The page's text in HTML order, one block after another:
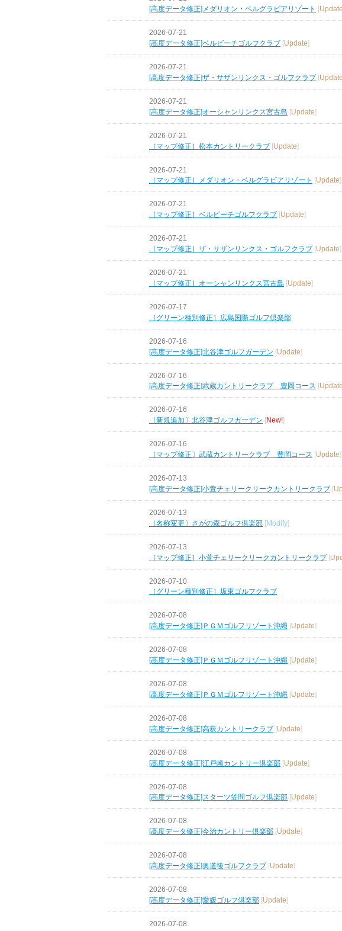
[高度データ修正]メダリオン・ベルグラビアリゾート [Update
2026-07-21
[高度データ修正]ベルビーチゴルフクラブ [Update]
2026-07-21
[高度データ修正]ザ・サザンリンクス・ゴルフクラブ [Update
2026-07-21
[高度データ修正]オーシャンリンクス宮古島 [Update]
2026-07-21
［マップ修正］松本カントリークラブ [Update]
2026-07-21
［マップ修正］メダリオン・ベルグラビアリゾート [Update]
2026-07-21
［マップ修正］ベルビーチゴルフクラブ [Update]
2026-07-21
［マップ修正］ザ・サザンリンクス・ゴルフクラブ [Update]
2026-07-21
［マップ修正］オーシャンリンクス宮古島 [Update]
2026-07-17
［グリーン種別修正］広島国際ゴルフ倶楽部
2026-07-16
[高度データ修正]北谷津ゴルフガーデン [Update]
2026-07-16
[高度データ修正]武蔵カントリークラブ 豊岡コース [Update
2026-07-16
［新規追加〕北谷津ゴルフガーデン [New!]
2026-07-16
［マップ修正〕武蔵カントリークラブ 豊岡コース [Update]
2026-07-13
[高度データ修正]小萱チェリークリークカントリークラブ [
2026-07-13
［名称変更〕さがの森ゴルフ倶楽部 [Modify]
2026-07-13
［マップ修正］小萱チェリークリークカントリークラブ [
2026-07-10
［グリーン種別修正］坂東ゴルフクラブ
2026-07-08
[高度データ修正]ＰＧＭゴルフリゾート沖縄 [Update]
2026-07-08
[高度データ修正]ＰＧＭゴルフリゾート沖縄 [Update]
2026-07-08
[高度データ修正]ＰＧＭゴルフリゾート沖縄 [Update]
2026-07-08
[高度データ修正]高萩カントリークラブ [Update]
2026-07-08
[高度データ修正]江戸崎カントリー倶楽部 [Update]
2026-07-08
[高度データ修正]スターツ笠間ゴルフ倶楽部 [Update]
2026-07-08
[高度データ修正]今治カントリー倶楽部 [Update]
2026-07-08
[高度データ修正]奥道後ゴルフクラブ [Update]
2026-07-08
[高度データ修正]愛媛ゴルフ倶楽部 [Update]
2026-07-08